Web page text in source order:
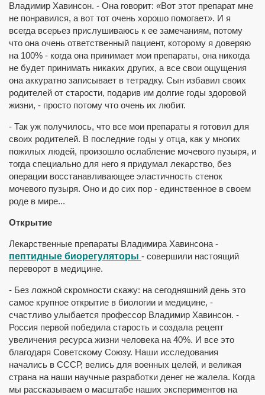
Владимир Хавинсон. - Она говорит: «Вот этот препарат мне
не понравился, а вот тот очень хорошо помогает». И я
всегда всерьез прислушиваюсь к ее замечаниям, потому
что она очень ответственный пациент, которому я доверяю
на 100% - когда она принимает мои препараты, она никогда
не будет принимать никаких других, а все свои ощущения
она аккуратно записывает в тетрадку. Сын избавил своих
родителей от старости, подарив им долгие годы здоровой
жизни, - просто потому что очень их любит.
- Так уж получилось, что все мои препараты я готовил для
своих родителей. В последние годы у отца, как у многих
пожилых людей, произошло ослабление мочевого пузыря, и
тогда специально для него я придумал лекарство, без
операции восстанавливающее эластичность стенок
мочевого пузыря. Оно и до сих пор - единственное в своем
роде в мире...
Открытие
Лекарственные препараты Владимира Хавинсона -
пептидные биорегуляторы - совершили настоящий
переворот в медицине.
- Без ложной скромности скажу: на сегодняшний день это
самое крупное открытие в биологии и медицине, -
счастливо улыбается профессор Владимир Хавинсон. -
Россия первой победила старость и создала рецепт
увеличения ресурса жизни человека на 40%. И все это
благодаря Советскому Союзу. Наши исследования
начались в СССР, велись для военных целей, и великая
страна на наши научные разработки денег не жалела. Когда
мы рассказываем о масштабе наших экспериментов на